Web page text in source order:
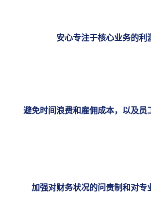
安心专注于核心业务的利
避免时间浪费和雇佣成本，以及员
加强对财务状况的问责制和对专